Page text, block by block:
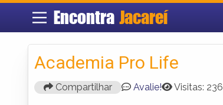
Encontra Jacareí
Academia Pro Life
Compartilhar Avalie! Visitas: 236